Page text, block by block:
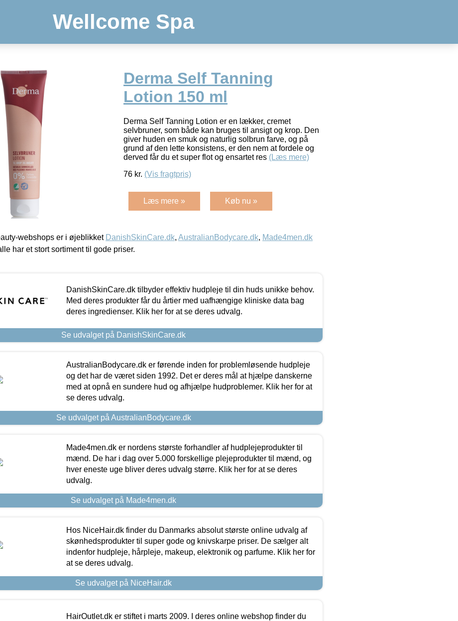
Wellcome Spa
Derma Self Tanning
Lotion 150 ml
Derma Self Tanning Lotion er en lækker, cremet
selvbruner, som både kan bruges til ansigt og krop. Den
giver huden en smuk og naturlig solbrun farve, og på
grund af den lette konsistens, er den nem at fordele og
derved får du et super flot og ensartet res (Læs mere)
76 kr. (Vis fragtpris)
Læs mere » Køb nu »
webshops er i øjeblikket DanishSkinCare.dk, AustralianBodycare.dk, Made4men.dk
har et stort sortiment til gode priser.
DanishSkinCare.dk tilbyder effektiv hudpleje til din huds unikke behov.
Med deres produkter får du årtier med uafhængige kliniske data bag
deres ingredienser. Klik her for at se deres udvalg.
Se udvalget på DanishSkinCare.dk
AustralianBodycare.dk er førende inden for problemløsende hudpleje
og det har de været siden 1992. Det er deres mål at hjælpe danskerne
med at opnå en sundere hud og afhjælpe hudproblemer. Klik her for at
se deres udvalg.
Se udvalget på AustralianBodycare.dk
Made4men.dk er nordens største forhandler af hudplejeprodukter til
mænd. De har i dag over 5.000 forskellige plejeprodukter til mænd, og
hver eneste uge bliver deres udvalg større. Klik her for at se deres
udvalg.
Se udvalget på Made4men.dk
Hos NiceHair.dk finder du Danmarks absolut største online udvalg af
skønhedsprodukter til super gode og knivskarpe priser. De sælger alt
indenfor hudpleje, hårpleje, makeup, elektronik og parfume. Klik her for
at se deres udvalg.
Se udvalget på NiceHair.dk
HairOutlet.dk er stiftet i marts 2009. I deres online webshop finder du